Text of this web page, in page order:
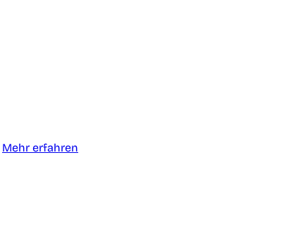
Mehr erfahren